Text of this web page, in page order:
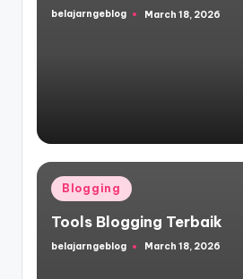
Posted
belajarngeblog March 18, 2026
Posted
in
Blogging
Tools Blogging Terbaik
Posted
belajarngeblog March 18, 2026